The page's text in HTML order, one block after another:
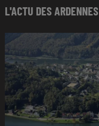
L'ACTU DES ARDENNES